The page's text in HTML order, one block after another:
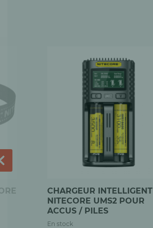
CHARGEUR INTELLIGENT
NITECORE UMS2 POUR
ACCUS / PILES
En stock